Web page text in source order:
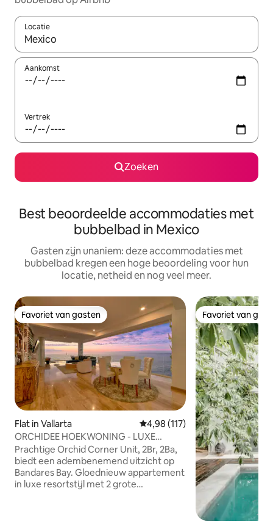
Locatie
Wanneer er resultaten beschikbaar zijn, maak je een keuze
Aankomst
Vertrek
Zoeken
Best beoordeelde accommodaties met
bubbelbad in Mexico
Gasten zijn unaniem: deze accommodaties met
bubbelbad kregen een hoge beoordeling voor hun
locatie, netheid en nog veel meer.
Favoriet van gasten
Favoriet van gasten
Flat in Vallarta Gemiddelde beoordeling van
4,98 (117)
ORCHIDEE HOEKWONING - LUXE
STRAND
Prachtige Orchid Corner Unit, 2Br, 2Ba,
biedt een adembenemend uitzicht op
Bandares Bay. Gloednieuw appartement
in luxe resortstijl met 2 grote
Favoriet van
Favoriet van